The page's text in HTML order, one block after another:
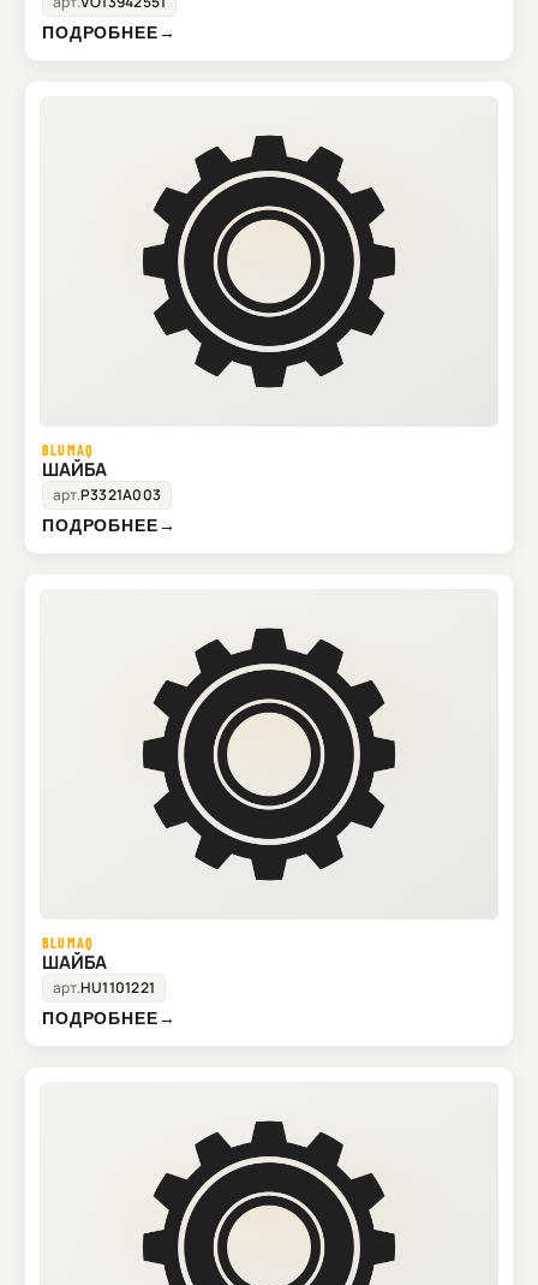
ПОДРОБНЕЕ→
BLUMAQ
ШАЙБА
арт.P3321A003
ПОДРОБНЕЕ→
BLUMAQ
ШАЙБА
арт.HU1101221
ПОДРОБНЕЕ→